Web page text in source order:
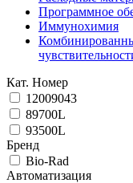
Программное
Иммунохимия
Кат. Номер
12009043
89700L
93500L
Бренд
Bio-Rad
Автоматизация